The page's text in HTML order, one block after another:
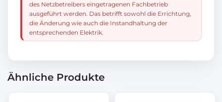
des Netzbetreibers eingetragenen Fachbetrieb
ausgeführt werden. Das betrifft sowohl die Errichtung,
die Änderung wie auch die Instandhaltung der
entsprechenden Elektrik.
Ähnliche Produkte